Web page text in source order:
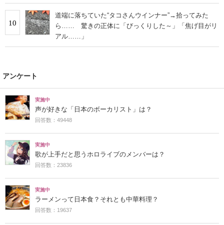
10
道端に落ちていた“タコさんウインナー”→拾ってみた
ら…… 驚きの正体に「びっくりした～」「焦げ目がリ
アル……」
アンケート
実施中
声が好きな「日本のボーカリスト」は？
回答数：49448
実施中
歌が上手だと思うホロライブのメンバーは？
回答数：23836
実施中
ラーメンって日本食？それとも中華料理？
回答数：19637